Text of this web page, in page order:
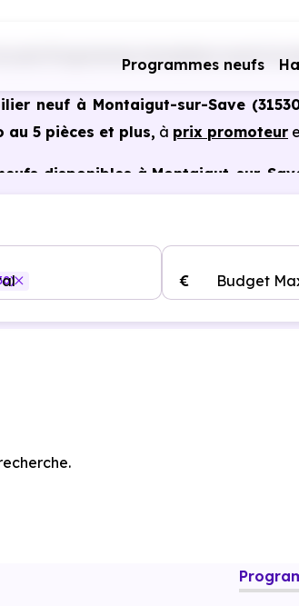
Programmes neufs
Programmes immobiliers neufs
neuf à Montaigut-sur-Save
au 5 pièces et plus, à prix promoteur
disponibles à Montaigut-sur-
Budget
€